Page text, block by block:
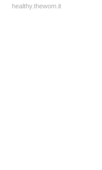
healthy.thewom.it